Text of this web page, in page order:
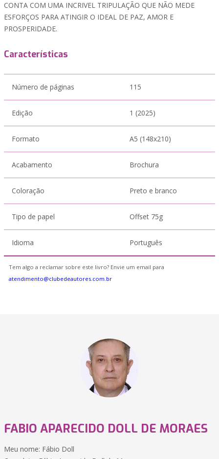
CONTA COM UMA INCRIVEL TRIPULAÇÃO QUE NÃO MEDE
ESFORÇOS PARA ATINGIR O IDEAL DE PAZ, AMOR E
PROSPERIDADE.
Características
Número de páginas 115
Edição 1 (2025)
Formato A5 (148x210)
Acabamento Brochura
Coloração Preto e branco
Tipo de papel Offset 75g
Idioma Português
Tem algo a reclamar sobre este livro? Envie um email para
atendimento@clubedeautores.com.br
FABIO APARECIDO DOLL DE MORAES
Meu nome: Fábio Doll